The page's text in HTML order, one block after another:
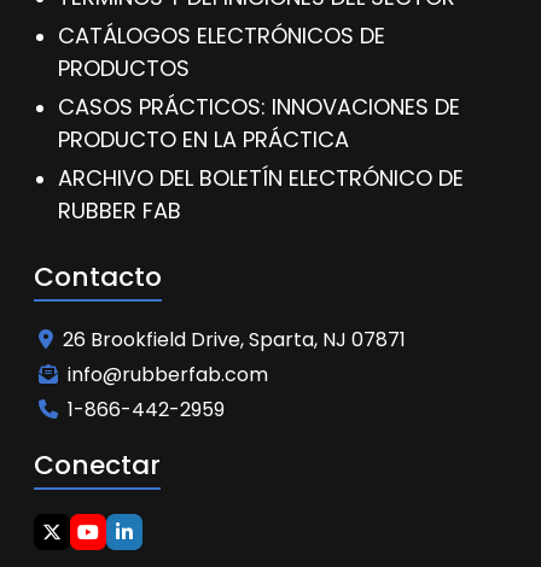
CATÁLOGOS ELECTRÓNICOS DE
PRODUCTOS
CASOS PRÁCTICOS: INNOVACIONES DE
PRODUCTO EN LA PRÁCTICA
ARCHIVO DEL BOLETÍN ELECTRÓNICO DE
RUBBER FAB
Contacto
26 Brookfield Drive, Sparta, NJ 07871
info@rubberfab.com
1-866-442-2959
Conectar